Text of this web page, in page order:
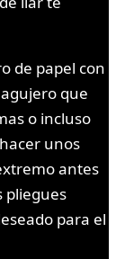
de papel con
que
o incluso
unos
antes
pliegues
para el